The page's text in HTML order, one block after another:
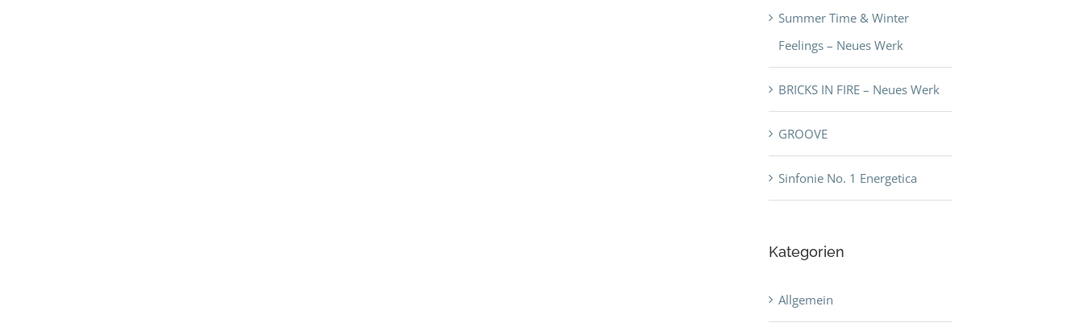
Summer Time & Winter
Feelings – Neues Werk
BRICKS IN FIRE – Neues Werk
GROOVE
Sinfonie No. 1 Energetica
Kategorien
Allgemein